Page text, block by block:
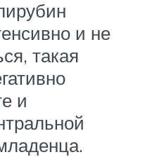
и не
такая
и